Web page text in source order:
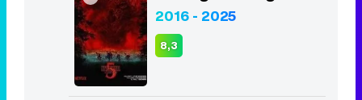
2016 - 2025
8,3